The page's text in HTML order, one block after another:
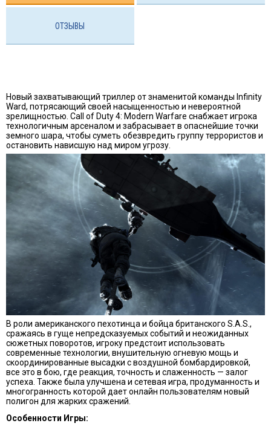
ОТЗЫВЫ
Новый захватывающий триллер от знаменитой команды Infinity
Ward, потрясающий своей насыщенностью и невероятной
зрелищностью. Call of Duty 4: Modern Warfare снабжает игрока
технологичным арсеналом и забрасывает в опаснейшие точки
земного шара, чтобы суметь обезвредить группу террористов и
остановить нависшую над миром угрозу.
В роли американского пехотинца и бойца британского S.A.S.,
сражаясь в гуще непредсказуемых событий и неожиданных
сюжетных поворотов, игроку предстоит использовать
современные технологии, внушительную огневую мощь и
скоординированные высадки с воздушной бомбардировкой,
все это в бою, где реакция, точность и слаженность — залог
успеха. Также была улучшена и сетевая игра, продуманность и
многогранность которой дает онлайн пользователям новый
полигон для жарких сражений.
Особенности Игры: